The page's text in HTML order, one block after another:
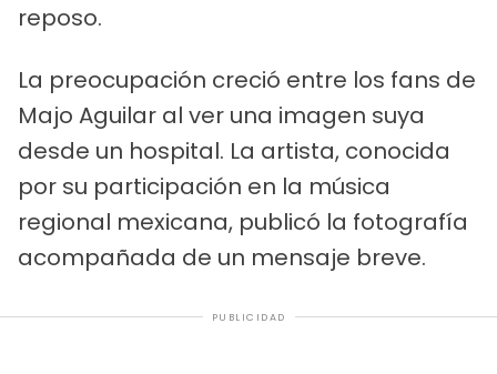
reposo.
La preocupación creció entre los fans de
Majo Aguilar al ver una imagen suya
desde un hospital. La artista, conocida
por su participación en la música
regional mexicana, publicó la fotografía
acompañada de un mensaje breve.
PUBLICIDAD